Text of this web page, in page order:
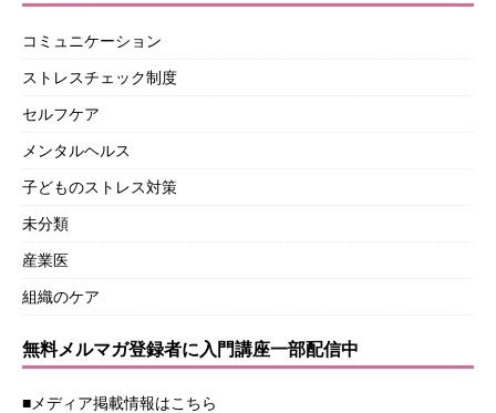
コミュニケーション
ストレスチェック制度
セルフケア
メンタルヘルス
子どものストレス対策
未分類
産業医
組織のケア
無料メルマガ登録者に入門講座一部配信中
■メディア掲載情報はこちら